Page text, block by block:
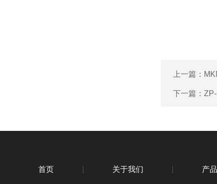
上一篇：
下一篇：
首页 关于我们 产